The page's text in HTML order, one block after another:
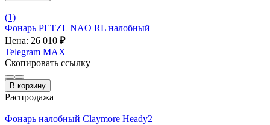
(1)
Фонарь PETZL NAO RL налобный
Цена: 26 010 ₽
Telegram MAX
Скопировать ссылку
В корзину
Распродажа
Фонарь налобный Claymore Heady2